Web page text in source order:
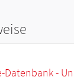
Datenbank -